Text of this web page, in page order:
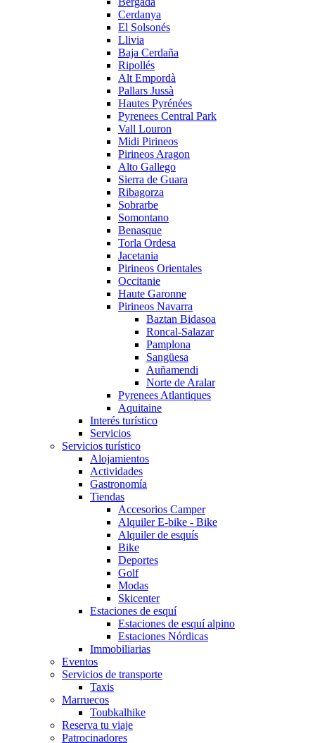
Cerdanya
El Solsonés
Llivia
Baja Cerdaña
Ripollés
Alt Empordà
Pallars Jussà
Hautes Pyrénées
Pyrenees Central Park
Vall Louron
Midi Pirineos
Pirineos Aragon
Alto Gallego
Sierra de Guara
Ribagorza
Sobrarbe
Somontano
Benasque
Torla Ordesa
Jacetania
Pirineos Orientales
Occitanie
Haute Garonne
Pirineos Navarra
Baztan Bidasoa
Roncal-Salazar
Pamplona
Sangüesa
Auñamendi
Norte de Aralar
Pyrenees Atlantiques
Aquitaine
Interés turístico
Servicios
Servicios turístico
Alojamientos
Actividades
Gastronomía
Tiendas
Accesorios Camper
Alquiler E-bike - Bike
Alquiler de esquís
Bike
Deportes
Golf
Modas
Skicenter
Estaciones de esquí
Estaciones de esquí alpino
Estaciones Nórdicas
Immobiliarias
Eventos
Servicios de transporte
Taxis
Marruecos
Toubkalhike
Reserva tu viaje
Patrocinadores